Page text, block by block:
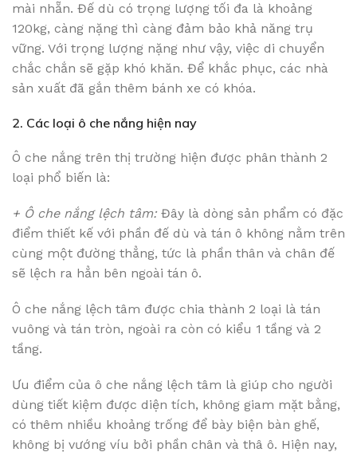
mài nhẵn. Đế dù có trọng lượng tối đa là khoảng
120kg, càng nặng thì càng đảm bảo khả năng trụ
vững. Với trọng lượng nặng như vậy, việc di chuyển
chắc chắn sẽ gặp khó khăn. Để khắc phục, các nhà
sản xuất đã gắn thêm bánh xe có khóa.
2. Các loại ô che nắng hiện nay
Ô che nắng trên thị trường hiện được phân thành 2
loại phổ biến là:
+ Ô che nắng lệch tâm: Đây là dòng sản phẩm có đặc
điểm thiết kế với phần đế dù và tán ô không nằm trên
cùng một đường thẳng, tức là phần thân và chân đế
sẽ lệch ra hẳn bên ngoài tán ô.
Ô che nắng lệch tâm được chia thành 2 loại là tán
vuông và tán tròn, ngoài ra còn có kiểu 1 tầng và 2
tầng.
Ưu điểm của ô che nắng lệch tâm là giúp cho người
dùng tiết kiệm được diện tích, không giam mặt bằng,
có thêm nhiều khoảng trống để bày biện bàn ghế,
không bị vướng víu bởi phần chân và thâ ô. Hiện nay,